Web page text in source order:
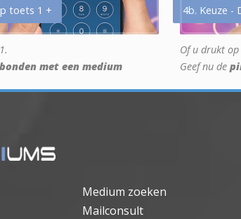
toets 1 +
met een medium
4b. Keuze -
Of u drukt op
Geef nu de
Medium zoeken
Mailconsult